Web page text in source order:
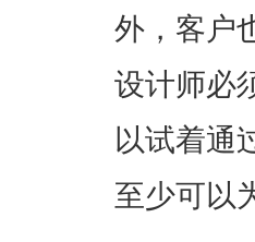
外，客户
设计师必
以试着通
至少可以